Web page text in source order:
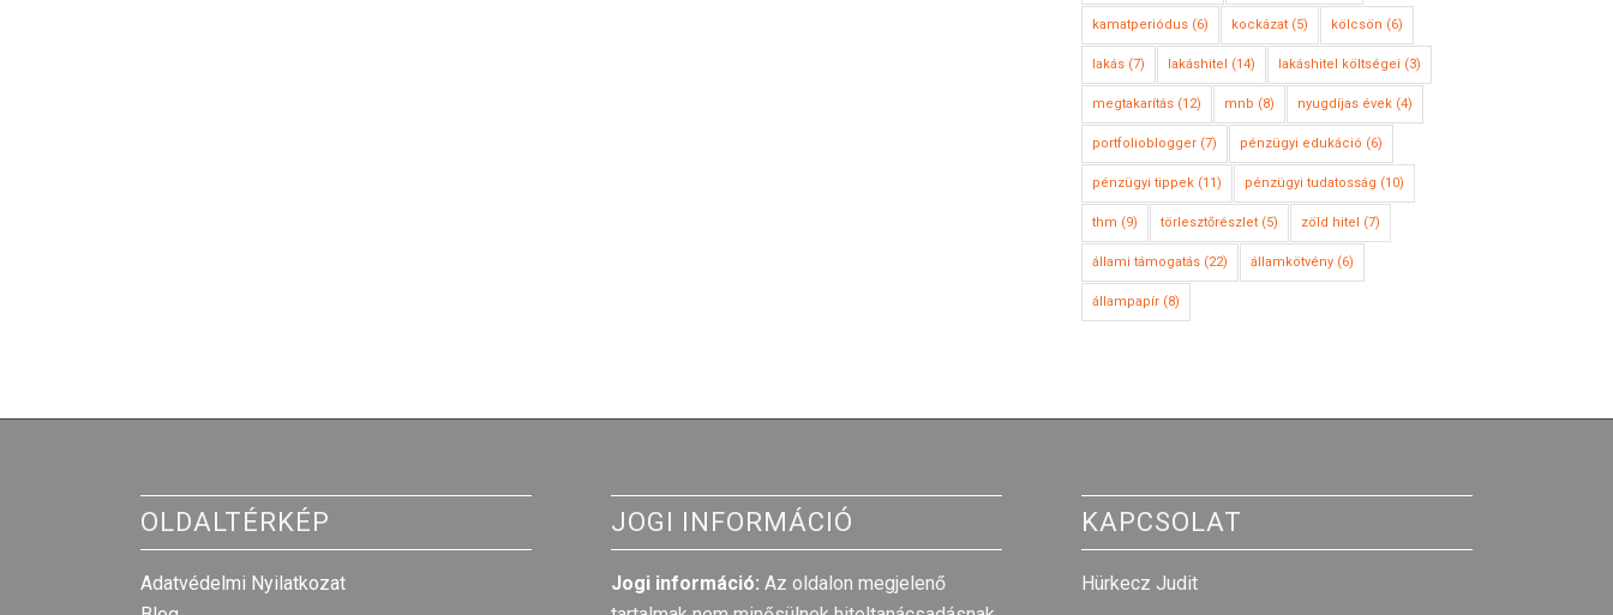
kamatperiódus (6) kockázat (5) kölcsön (6)
lakás (7) lakáshitel (14) lakáshitel költségei (3)
megtakarítás (12) mnb (8) nyugdíjas évek (4)
portfolioblogger (7) pénzügyi edukáció (6)
pénzügyi tippek (11) pénzügyi tudatosság (10)
thm (9) törlesztőrészlet (5) zöld hitel (7)
állami támogatás (22) államkötvény (6)
állampapír (8)
OLDALTÉRKÉP
Adatvédelmi Nyilatkozat
JOGI INFORMÁCIÓ
Jogi információ: Az oldalon megjelenő
KAPCSOLAT
Hürkecz Judit